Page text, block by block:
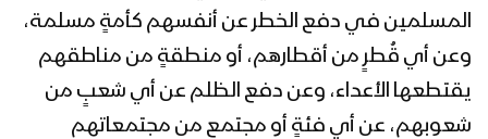
قوات اللواء الثامن حماية رئاسية تقيم
مناورة “درع القدس” بحضور رئيس هيئة
الأركان وقائد المنطقة العسكرية الخامسة
المسلمين في دفع الخطر عن أنفسهم كأمةٍ مسلمة،
وعن أي قُطرٍ من أقطارهم، أو منطقةٍ من مناطقهم
يقتطعها الأعداء، وعن دفع الظلم عن أي شعبٍ من
شعوبهم، عن أي فئةٍ أو مجتمعٍ من مجتمعاتهم